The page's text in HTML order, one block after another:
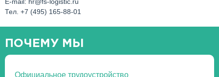
Тел. +7 (495) 165-88-01
ПОЧЕМУ МЫ
Официальное трудоустройство